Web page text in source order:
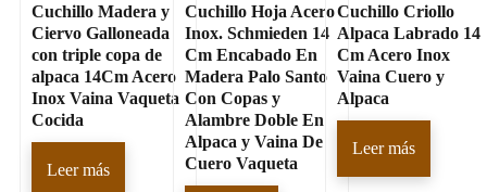
Cuchillo Madera y
Ciervo Galloneada
con triple copa de
alpaca 14Cm Acero
Inox Vaina Vaqueta
Cocida
Leer más
Cuchillo Hoja Acero
Inox. Schmieden 14
Cm Encabado En
Madera Palo Santo
Con Copas y
Alambre Doble En
Alpaca y Vaina De
Cuero Vaqueta
Cuchillo Criollo
Alpaca Labrado 14
Cm Acero Inox
Vaina Cuero y
Alpaca
Leer más